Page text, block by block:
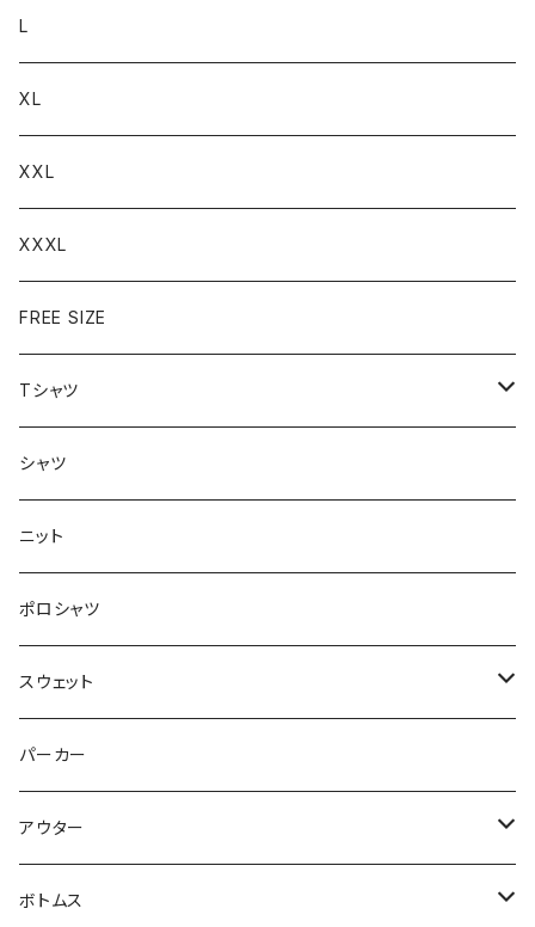
L
XL
XXL
XXXL
FREE SIZE
Tシャツ
半袖
ロングTシャツ
タンクトップ
シャツ
ニット
ポロシャツ
スウェット
トップス
パンツ
パーカー
アウター
ジャケット
ボトムス